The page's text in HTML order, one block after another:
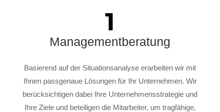
1
Managementberatung
Basierend auf der Situationsanalyse erarbeiten wir mit
Ihnen passgenaue Lösungen für Ihr Unternehmen. Wir
berücksichtigen dabei Ihre Unternehmensstrategie und
Ihre Ziele und beteiligen die Mitarbeiter, um tragfähige,